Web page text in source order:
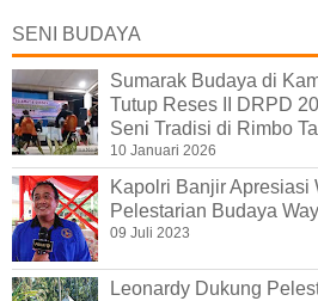
SENI BUDAYA
Sumarak Budaya di
Tutup Reses II DRPD
Seni Tradisi di Rimbo
10 Januari 2026
Kapolri Banjir Apresiasi
Pelestarian Budaya
09 Juli 2023
Leonardy Dukung